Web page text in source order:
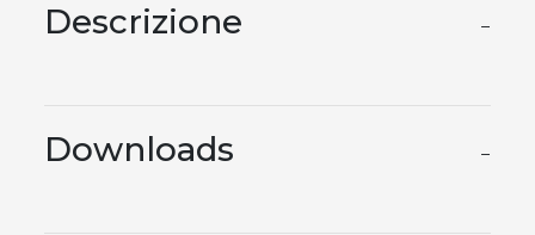
Descrizione −
Downloads −